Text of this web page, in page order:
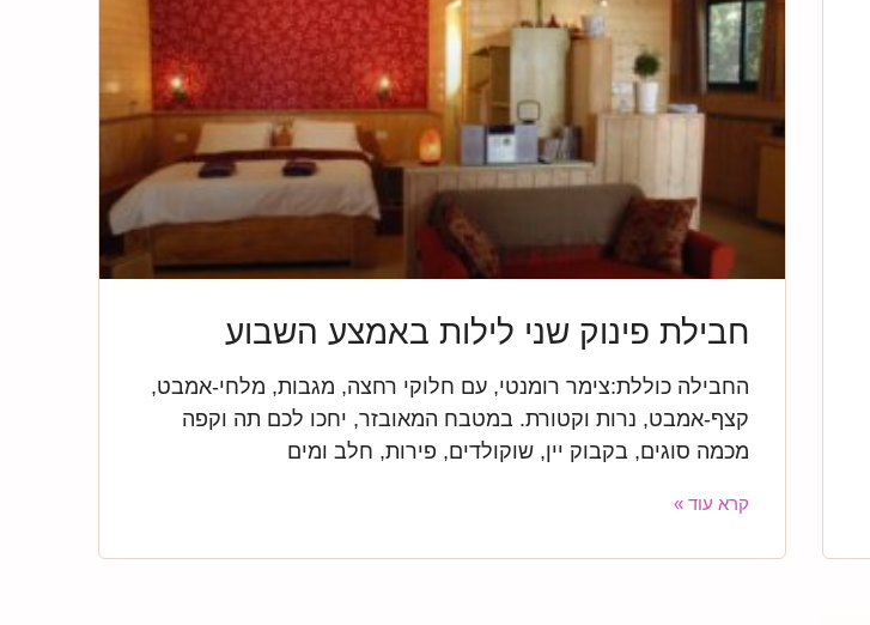
חבילת פינוק שני לילות באמצע השבוע
החבילה כוללת:צימר רומנטי, עם חלוקי רחצה, מגבות, מלחי-אמבט,
קצף-אמבט, נרות וקטורת. במטבח המאובזר, יחכו לכם תה וקפה
מכמה סוגים, בקבוק יין, שוקולדים, פירות, חלב ומים
קרא עוד »